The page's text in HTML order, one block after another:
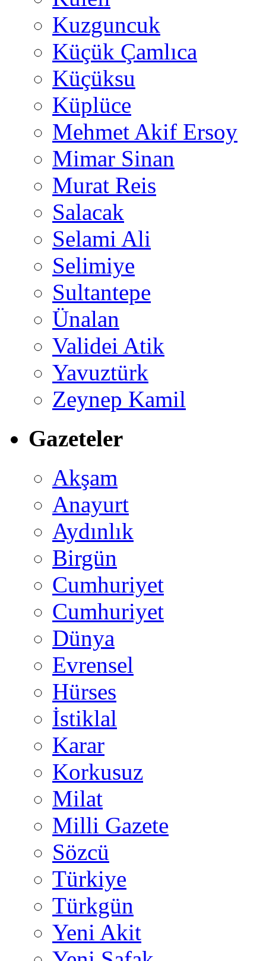
Kuzguncuk
Küçük Çamlıca
Küçüksu
Küplüce
Mehmet Akif Ersoy
Mimar Sinan
Murat Reis
Salacak
Selami Ali
Selimiye
Sultantepe
Ünalan
Validei Atik
Yavuztürk
Zeynep Kamil
Gazeteler
Akşam
Anayurt
Aydınlık
Birgün
Cumhuriyet
Cumhuriyet
Dünya
Evrensel
Hürses
İstiklal
Karar
Korkusuz
Milat
Milli Gazete
Sözcü
Türkiye
Türkgün
Yeni Akit